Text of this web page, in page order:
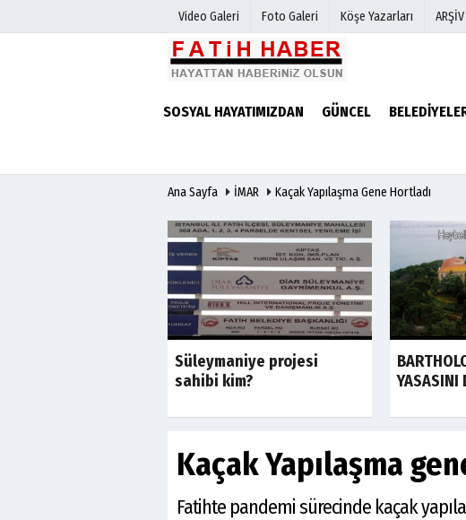
Video Galeri Foto Galeri Köşe Yazarları ARŞİV
SOSYAL HAYATIMIZDAN GÜNCEL
Biyografiler
Ana Sayfa İMAR Kaçak Yapılaşma Gene Hortladı
Süleymaniye projesi
sahibi kim?
YASASINI
Kaçak Yapılaşma
Fatihte pandemi sürecinde kaçak